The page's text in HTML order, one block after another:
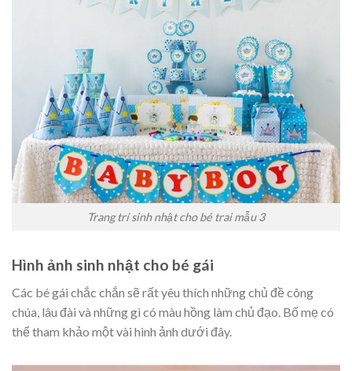
Trang trí sinh nhật cho bé trai mẫu 3
Hình ảnh sinh nhật cho bé gái
Các bé gái chắc chắn sẽ rất yêu thích những chủ đề công
chúa, lâu đài và những gì có màu hồng làm chủ đạo. Bố mẹ có
thể tham khảo một vài hình ảnh dưới đây.